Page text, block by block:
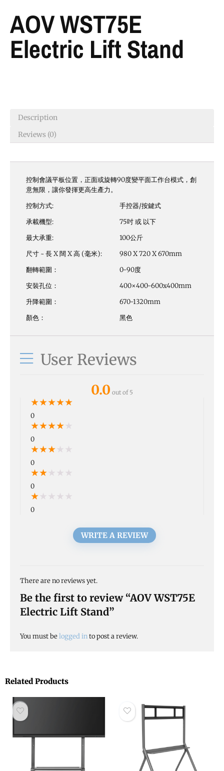
AOV WST75E
Electric Lift Stand
Description
Reviews (0)
控制會議平板位置，正面或旋轉90度變平面工作台模式，創
意無限，讓你發揮更高生產力。
控制方式:
手控器/按鍵式
承載機型:
75吋 或 以下
最大承重:
100公斤
尺寸 ~ 長 X 闊 X 高 (毫米):
980 X 720 X 670mm
翻轉範圍：
0-90度
安裝孔位：
400×400-600x400mm
升降範圍：
670-1320mm
顏色：
黑色
User Reviews
0.0 out of 5
★★★★★
0
★★★★★
0
★★★★ ★
0
★★★ ★ ★
0
★★ ★ ★ ★
0
WRITE A REVIEW
There are no reviews yet.
Be the first to review “AOV WST75E
Electric Lift Stand”
You must belogged into post a review.
Related Products